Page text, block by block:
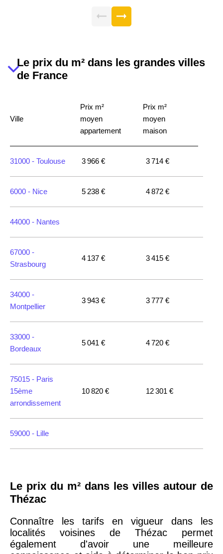
Le prix du m² dans les grandes villes
de France
Ville
Prix m²
moyen
appartement
Prix m²
moyen
maison
31000 - Toulouse 3 966 € 3 714 €
6000 - Nice 5 238 € 4 872 €
44000 - Nantes
67000 -
Strasbourg
4 137 € 3 415 €
34000 -
Montpellier
3 943 € 3 777 €
33000 -
Bordeaux
5 041 € 4 720 €
75015 - Paris
15ème
arrondissement
10 820 € 12 301 €
59000 - Lille
75018 -
arrondissement
75020 -Paris
Le prix du m² dans les villes autour de
Thézac
Connaître les tarifs en vigueur dans les
localités voisines de Thézac permet
également d'avoir une meilleure